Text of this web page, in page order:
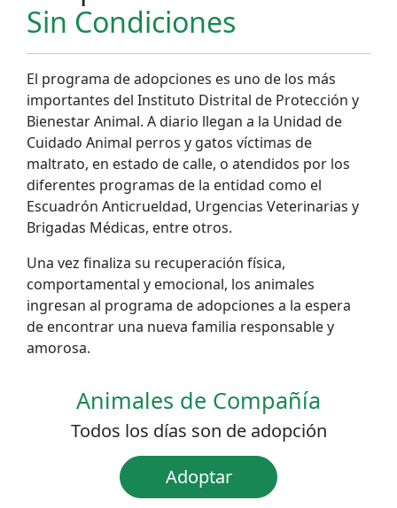
Sin Condiciones
El programa de adopciones es uno de los más
importantes del Instituto Distrital de Protección y
Bienestar Animal. A diario llegan a la Unidad de
Cuidado Animal perros y gatos víctimas de
maltrato, en estado de calle, o atendidos por los
diferentes programas de la entidad como el
Escuadrón Anticrueldad, Urgencias Veterinarias y
Brigadas Médicas, entre otros.
Una vez finaliza su recuperación física,
comportamental y emocional, los animales
ingresan al programa de adopciones a la espera
de encontrar una nueva familia responsable y
amorosa.
Animales de Compañía
Todos los días son de adopción
Adoptar